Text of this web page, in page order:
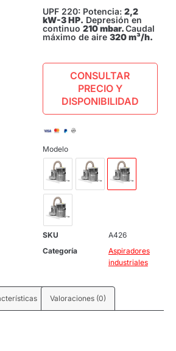
UPF 220: Potencia: 2,2
kW-3 HP. Depresión en
continuo 210 mbar.Caudal
máximo de aire 320 m³/h.
CONSULTAR
PRECIO Y
DISPONIBILIDAD
Modelo
SKU
A426
Categoría
Aspiradores
industriales
Valoraciones (0)